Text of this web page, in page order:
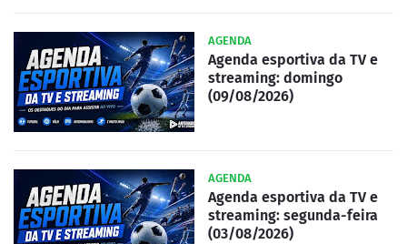
AGENDA
Agenda esportiva da TV e
streaming: domingo
(09/08/2026)
AGENDA
Agenda esportiva da TV e
streaming: segunda-feira
(03/08/2026)